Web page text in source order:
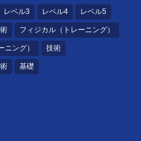
レベル3 レベル4 レベル5
フィジカル（トレーニング）
ニング） 技術
基礎